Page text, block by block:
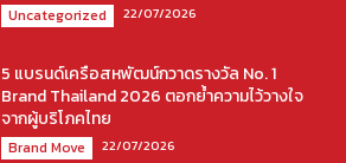
Uncategorized 22/07/2026
5 แบรนด์เครือสหพัฒน์กวาดรางวัล No. 1
Brand Thailand 2026 ตอกย้ำความไว้วางใจ
จากผู้บริโภคไทย
Brand Move 22/07/2026